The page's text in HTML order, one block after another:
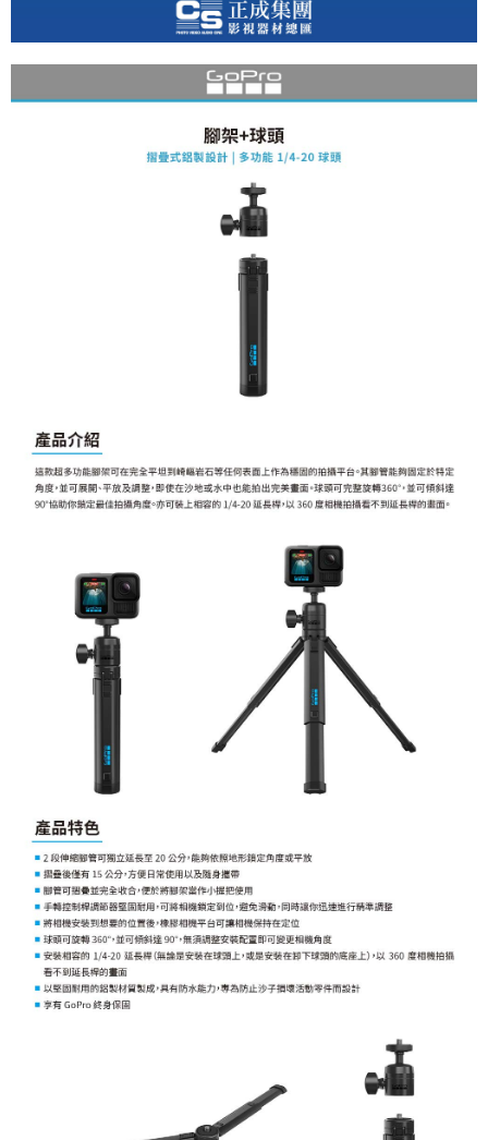
易，需依本服務之必要範圍內提供個人資料，並將交易相關給付款項請求債
３．未成年的使用者請事先徵得法定代理人或監護人之同意方可使用
「AFTEE先享後付」，若未經同意申辦者引起之損失，本公司不負相關責
４．使用「AFTEE先享後付」時，將依據個別帳號之用戶狀況，依本公司即
時審查核予不同之上限額度；若仍有額度不足之情形，本公司將視審查結果
５．嚴禁一人註冊多個帳號或使用他人資訊註冊。若發現惡意使用之情形，